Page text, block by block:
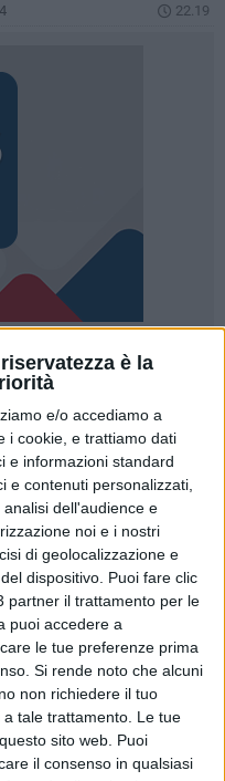
è la
e/o accediamo a
i cookie, e trattiamo dati
e informazioni standard
e contenuti personalizzati,
dell'audience e
noi e i nostri
di geolocalizzazione e
dispositivo. Puoi fare clic
partner il trattamento per le
puoi accedere a
le tue preferenze prima
Si rende noto che alcuni
non richiedere il tuo
tale trattamento. Le tue
sito web. Puoi
il consenso in qualsiasi
22.19
il commissario prefettizio
di sindaco, giunta
alle nuove elezioni.
la conseguenza diretta
dimissioni di 17
Partito democratico. E
5 stelle.
"Il Pd il 27 settembre
di collaborazione",
del partito
a Fratelli d'Italia, fa
notarile lontano da
diamine, con ben 10